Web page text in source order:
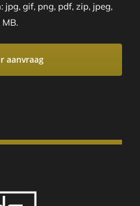
jpg, gif, png, pdf, zip, jpeg,